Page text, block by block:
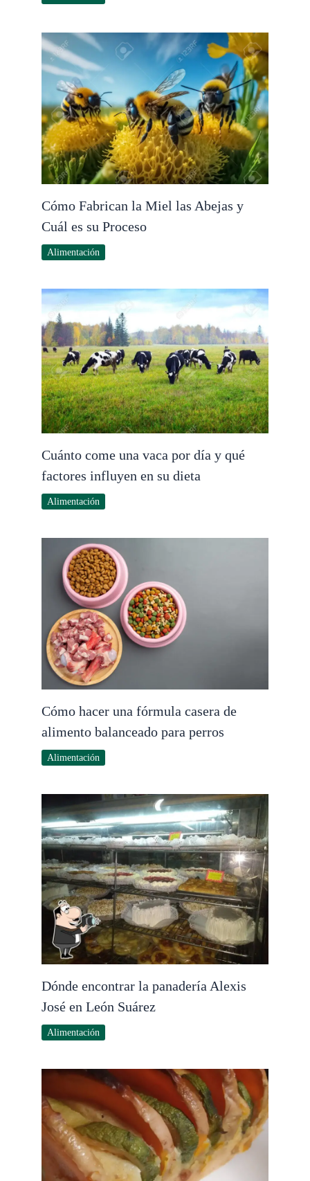
Cómo Fabrican la Miel las Abejas y
Cuál es su Proceso
Alimentación
Cuánto come una vaca por día y qué
factores influyen en su dieta
Alimentación
Cómo hacer una fórmula casera de
alimento balanceado para perros
Alimentación
Dónde encontrar la panadería Alexis
José en León Suárez
Alimentación